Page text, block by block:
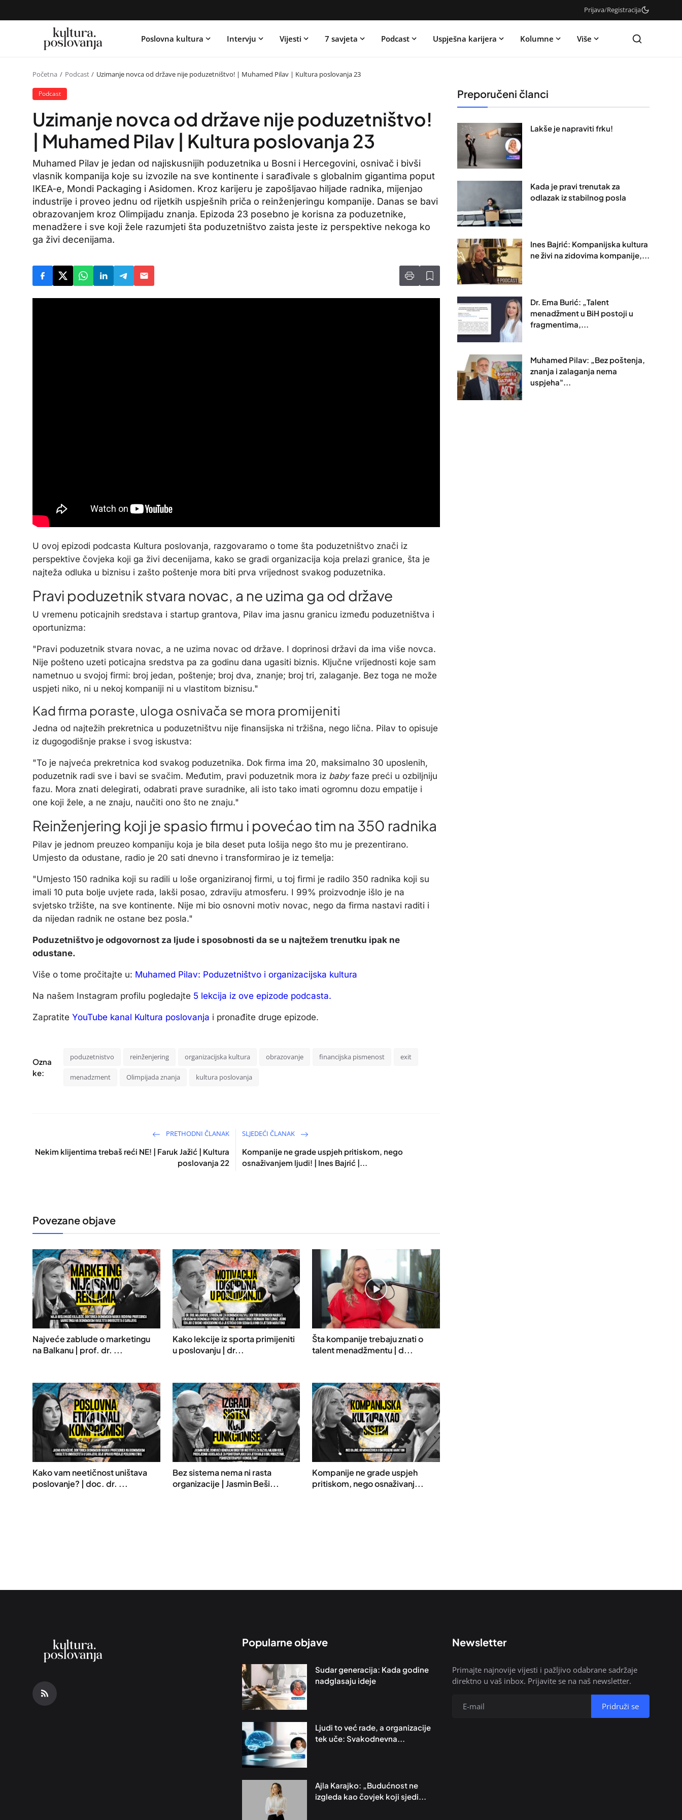
Prijava/Registracija
Poslovna kultura Intervju Vijesti 7 savjeta Podcast Uspješna karijera Kolumne Više
Početna Podcast Uzimanje novca od države nije poduzetništvo! | Muhamed Pilav | Kultura poslovanja 23
Podcast
Uzimanje novca od države nije poduzetništvo!
| Muhamed Pilav | Kultura poslovanja 23
Muhamed Pilav je jedan od najiskusnijih poduzetnika u Bosni i Hercegovini, osnivač i bivši
vlasnik kompanija koje su izvozile na sve kontinente i sarađivale s globalnim gigantima poput
IKEA-e, Mondi Packaging i Asidomen. Kroz karijeru je zapošljavao hiljade radnika, mijenjao
industrije i proveo jednu od rijetkih uspješnih priča o reinženjeringu kompanije. Danas se bavi
obrazovanjem kroz Olimpijadu znanja. Epizoda 23 posebno je korisna za poduzetnike,
menadžere i sve koji žele razumjeti šta poduzetništvo zaista jeste iz perspektive nekoga ko
ga živi decenijama.
U ovoj epizodi podcasta Kultura poslovanja, razgovaramo o tome šta poduzetništvo znači iz
perspektive čovjeka koji ga živi decenijama, kako se gradi organizacija koja prelazi granice, šta je
najteža odluka u biznisu i zašto poštenje mora biti prva vrijednost svakog poduzetnika.
Pravi poduzetnik stvara novac, a ne uzima ga od države
U vremenu poticajnih sredstava i startup grantova, Pilav ima jasnu granicu između poduzetništva i
oportunizma:
"Pravi poduzetnik stvara novac, a ne uzima novac od države. I doprinosi državi da ima više novca.
Nije pošteno uzeti poticajna sredstva pa za godinu dana ugasiti biznis. Ključne vrijednosti koje sam
nametnuo u svojoj firmi: broj jedan, poštenje; broj dva, znanje; broj tri, zalaganje. Bez toga ne može
uspjeti niko, ni u nekoj kompaniji ni u vlastitom biznisu."
Kad firma poraste, uloga osnivača se mora promijeniti
Jedna od najtežih prekretnica u poduzetništvu nije finansijska ni tržišna, nego lična. Pilav to opisuje
iz dugogodišnje prakse i svog iskustva:
"To je najveća prekretnica kod svakog poduzetnika. Dok firma ima 20, maksimalno 30 uposlenih,
poduzetnik radi sve i bavi se svačim. Međutim, pravi poduzetnik mora iz babyfaze preći u ozbiljniju
fazu. Mora znati delegirati, odabrati prave suradnike, ali isto tako imati ogromnu dozu empatije i
one koji žele, a ne znaju, naučiti ono što ne znaju."
Reinženjering koji je spasio firmu i povećao tim na 350 radnika
Pilav je jednom preuzeo kompaniju koja je bila deset puta lošija nego što mu je prezentirano.
Umjesto da odustane, radio je 20 sati dnevno i transformirao je iz temelja:
"Umjesto 150 radnika koji su radili u loše organiziranoj firmi, u toj firmi je radilo 350 radnika koji su
imali 10 puta bolje uvjete rada, lakši posao, zdraviju atmosferu. I 99% proizvodnje išlo je na
svjetsko tržište, na sve kontinente. Nije mi bio osnovni motiv novac, nego da firma nastavi raditi i
da nijedan radnik ne ostane bez posla."
Poduzetništvo je odgovornost za ljude i sposobnosti da se u najtežem trenutku ipak ne
odustane.
Više o tome pročitajte u: Muhamed Pilav: Poduzetništvo i organizacijska kultura
Na našem Instagram profilu pogledajte 5 lekcija iz ove epizode podcasta.
Zapratite YouTube kanal Kultura poslovanja i pronađite druge epizode.
Ozna
ke:
poduzetnistvo reinženjering organizacijska kultura obrazovanje financijska pismenost exit
menadzment Olimpijada znanja kultura poslovanja
PRETHODNI ČLANAK
Nekim klijentima trebaš reći NE! | Faruk Jažić | Kultura
poslovanja 22
SLJEDEĆI ČLANAK
Kompanije ne grade uspjeh pritiskom, nego
osnaživanjem ljudi! | Ines Bajrić |...
Povezane objave
Najveće zablude o marketingu
na Balkanu | prof. dr. ...
Kako lekcije iz sporta primijeniti
u poslovanju | dr...
Šta kompanije trebaju znati o
talent menadžmentu | d...
Kako vam neetičnost uništava
poslovanje? | doc. dr. ...
Bez sistema nema ni rasta
organizacije | Jasmin Beši...
Kompanije ne grade uspjeh
pritiskom, nego osnaživanj...
Preporučeni članci
Lakše je napraviti frku!
Kada je pravi trenutak za
odlazak iz stabilnog posla
Ines Bajrić: Kompanijska kultura
ne živi na zidovima kompanije,...
Dr. Ema Burić: „Talent
menadžment u BiH postoji u
fragmentima,...
Muhamed Pilav: „Bez poštenja,
znanja i zalaganja nema
uspjeha"...
Popularne objave
Sudar generacija: Kada godine
nadglasaju ideje
Ljudi to već rade, a organizacije
tek uče: Svakodnevna...
Ajla Karajko: „Budućnost ne
izgleda kao čovjek koji sjedi...
Newsletter
Primajte najnovije vijesti i pažljivo odabrane sadržaje
direktno u vaš inbox. Prijavite se na naš newsletter.
Pridruži se